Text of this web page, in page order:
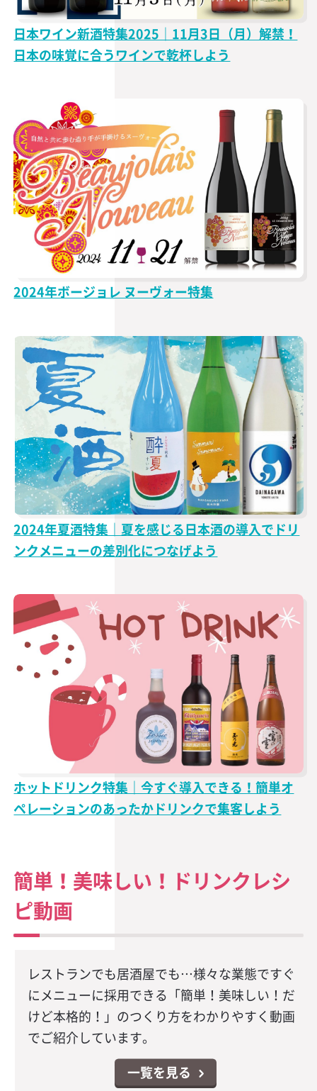
日本ワイン新酒特集2025｜11月3日（月）解禁！
日本の味覚に合うワインで乾杯しよう
2024年ボージョレ ヌーヴォー特集
2024年夏酒特集｜夏を感じる日本酒の導入でドリ
ンクメニューの差別化につなげよう
ホットドリンク特集｜今すぐ導入できる！簡単オ
ペレーションのあったかドリンクで集客しよう
簡単！美味しい！ドリンクレシ
ピ動画
レストランでも居酒屋でも…様々な業態ですぐ
にメニューに採用できる「簡単！美味しい！だ
けど本格的！」のつくり方をわかりやすく動画
でご紹介しています。
一覧を見る